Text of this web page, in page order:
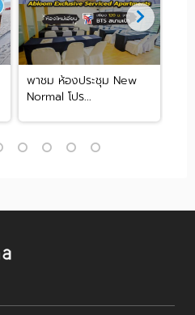
พาชม ห้องประชุม New
Normal โปร...